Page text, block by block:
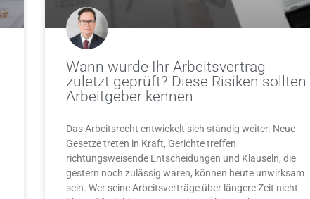
Wann wurde Ihr Arbeitsvertrag
zuletzt geprüft? Diese Risiken sollten
Arbeitgeber kennen
Das Arbeitsrecht entwickelt sich ständig weiter. Neue
Gesetze treten in Kraft, Gerichte treffen
richtungsweisende Entscheidungen und Klauseln, die
gestern noch zulässig waren, können heute unwirksam
sein. Wer seine Arbeitsverträge über längere Zeit nicht